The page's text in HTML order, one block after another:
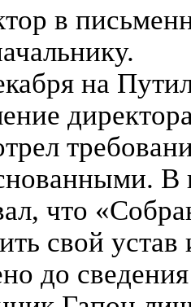
в
на
В
что
свой
до